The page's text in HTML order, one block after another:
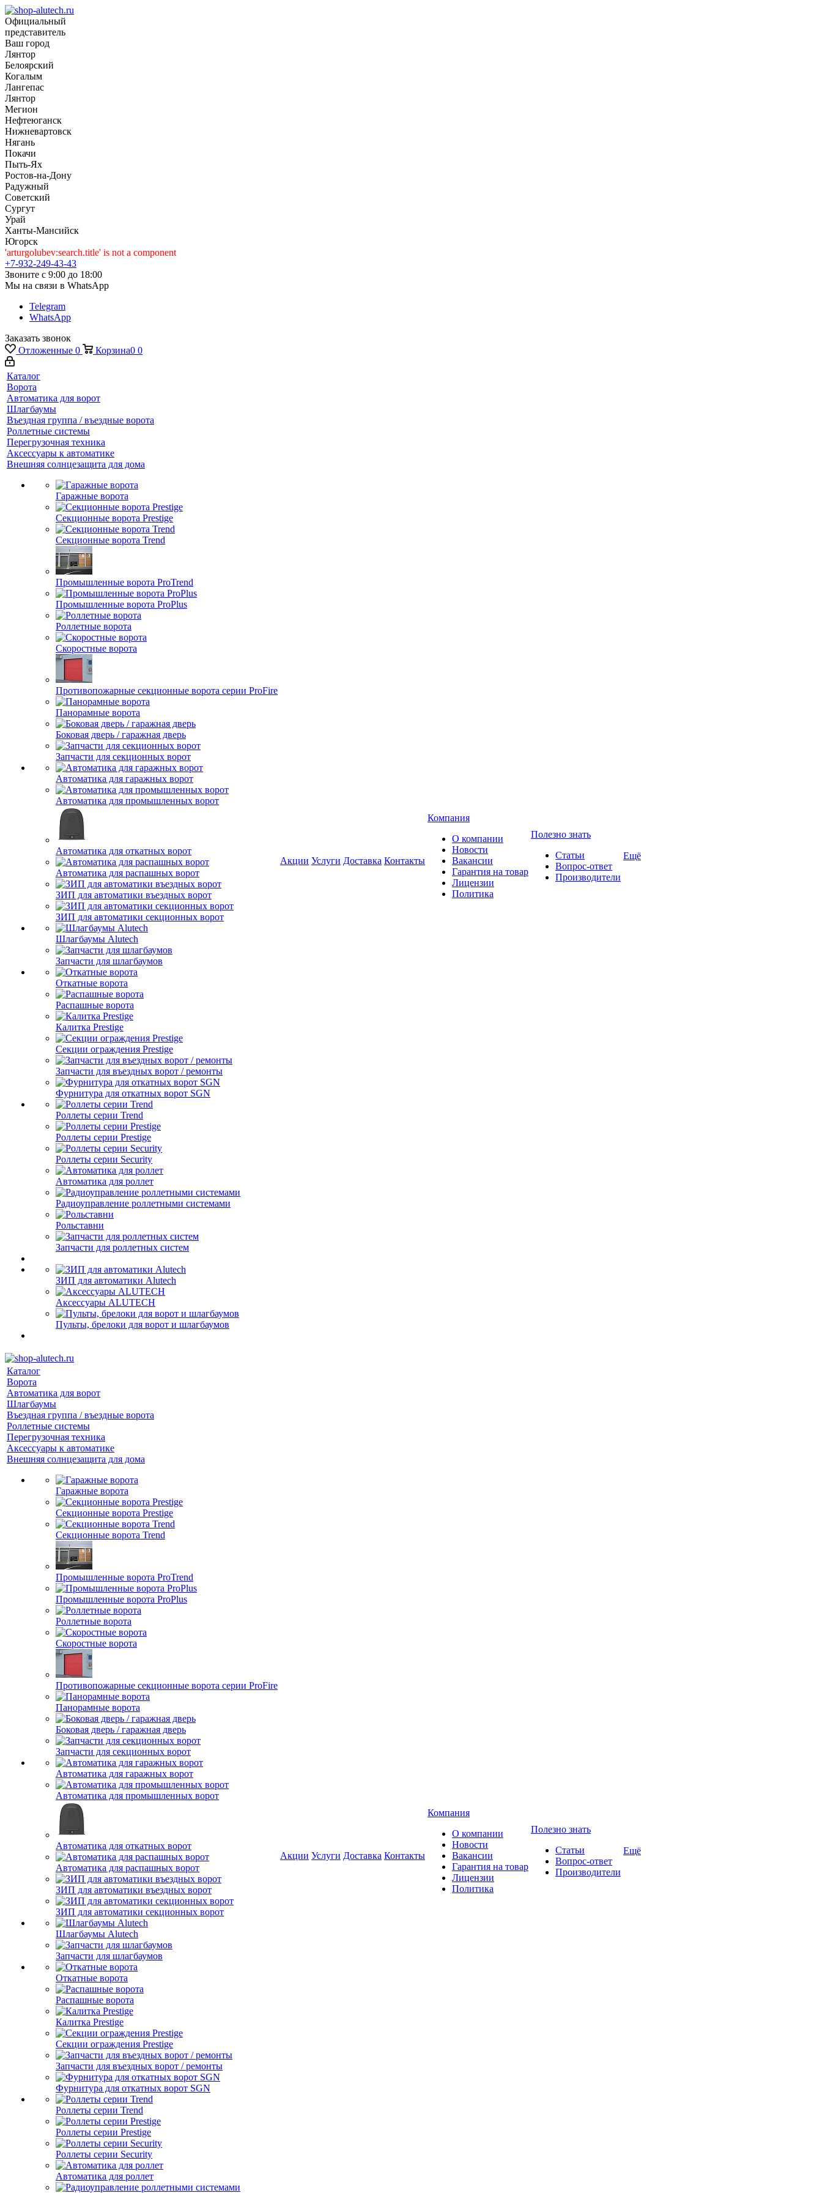
Официальный
представитель
Ваш город
Лянтор
Белоярский
Когалым
Лангепас
Лянтор
Мегион
Нефтеюганск
Нижневартовск
Нягань
Покачи
Пыть-Ях
Рoстов-на-Дону
Радужный
Советский
Сургут
Урай
Ханты-Мансийск
Югорск
'arturgolubev:search.title' is not a component
+7-932-249-43-43
Звоните с 9:00 до 18:00
Мы на связи в WhatsApp
Telegram
WhatsApp
Заказать звонок
Отложенные 0 Корзина0 0
Каталог
Ворота
Автоматика для ворот
Шлагбаумы
Въездная группа / въездные ворота
Роллетные системы
Перегрузочная техника
Аксессуары к автоматике
Внешняя солнцезащита для дома
Гаражные ворота
Секционные ворота Prestige
Секционные ворота Trend
Промышленные ворота ProTrend
Промышленные ворота ProPlus
Роллетные ворота
Скоростные ворота
Противопожарные секционные ворота серии ProFire
Панорамные ворота
Боковая дверь / гаражная дверь
Запчасти для секционных ворот
Автоматика для гаражных ворот
Автоматика для промышленных ворот
Автоматика для откатных ворот
Автоматика для распашных ворот
ЗИП для автоматики въездных ворот
ЗИП для автоматики секционных ворот
Шлагбаумы Alutech
Запчасти для шлагбаумов
Откатные ворота
Распашные ворота
Калитка Prestige
Секции ограждения Prestige
Запчасти для въездных ворот / ремонты
Фурнитура для откатных ворот SGN
Роллеты серии Trend
Роллеты серии Prestige
Роллеты серии Security
Автоматика для роллет
Радиоуправление роллетными системами
Рольставни
Запчасти для роллетных систем
ЗИП для автоматики Alutech
Аксессуары ALUTECH
Пульты, брелоки для ворот и шлагбаумов
Акции Услуги Доставка Контакты
Компания
О компании
Новости
Вакансии
Гарантия на товар
Лицензии
Политика
Полезно знать
Статьи
Вопрос-ответ
Производители
Ещё
Каталог
Ворота
Автоматика для ворот
Шлагбаумы
Въездная группа / въездные ворота
Роллетные системы
Перегрузочная техника
Аксессуары к автоматике
Внешняя солнцезащита для дома
Гаражные ворота
Секционные ворота Prestige
Секционные ворота Trend
Промышленные ворота ProTrend
Промышленные ворота ProPlus
Роллетные ворота
Скоростные ворота
Противопожарные секционные ворота серии ProFire
Панорамные ворота
Боковая дверь / гаражная дверь
Запчасти для секционных ворот
Автоматика для гаражных ворот
Автоматика для промышленных ворот
Автоматика для откатных ворот
Автоматика для распашных ворот
ЗИП для автоматики въездных ворот
ЗИП для автоматики секционных ворот
Шлагбаумы Alutech
Запчасти для шлагбаумов
Откатные ворота
Распашные ворота
Калитка Prestige
Секции ограждения Prestige
Запчасти для въездных ворот / ремонты
Фурнитура для откатных ворот SGN
Роллеты серии Trend
Роллеты серии Prestige
Роллеты серии Security
Автоматика для роллет
Акции Услуги Доставка Контакты
Компания
О компании
Новости
Вакансии
Гарантия на товар
Лицензии
Политика
Полезно знать
Статьи
Вопрос-ответ
Производители
Ещё